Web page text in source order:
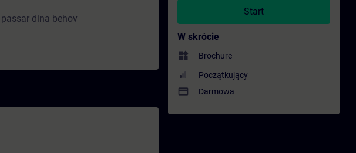
dina behov
Start
W skrócie
widgets Brochure
Początkujący
payment Darmowa